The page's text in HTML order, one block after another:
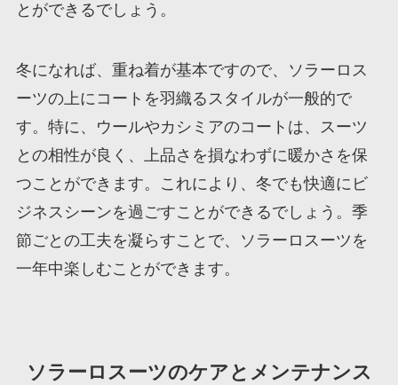
とができるでしょう。
冬になれば、重ね着が基本ですので、ソラーロス
ーツの上にコートを羽織るスタイルが一般的で
す。特に、ウールやカシミアのコートは、スーツ
との相性が良く、上品さを損なわずに暖かさを保
つことができます。これにより、冬でも快適にビ
ジネスシーンを過ごすことができるでしょう。季
節ごとの工夫を凝らすことで、ソラーロスーツを
一年中楽しむことができます。
ソラーロスーツのケアとメンテナンス